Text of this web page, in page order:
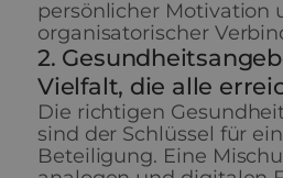
persönlicher Motivation
organisatorischer
2.
Vielfalt, die alle
Die richtigen
sind der Schlüssel für
Beteiligung. Eine